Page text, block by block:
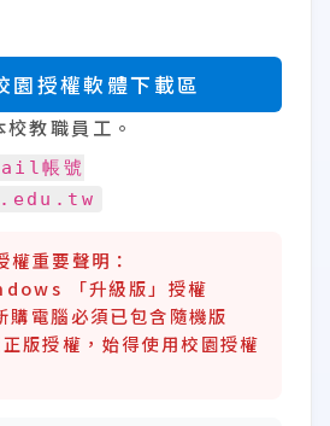
園授權軟體下載區
校教職員工。
帳號
重要聲明：
「升級版」 授權
電腦必須已包含隨機版
版授權，始得使用校園授權